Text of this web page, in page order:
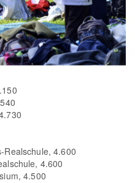
Realschule, 4.600
4.600
4.500